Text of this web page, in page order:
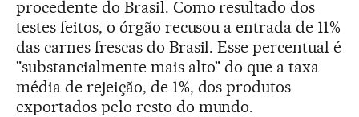
procedente do Brasil. Como resultado dos
testes feitos, o órgão recusou a entrada de 11%
das carnes frescas do Brasil. Esse percentual é
"substancialmente mais alto" do que a taxa
média de rejeição, de 1%, dos produtos
exportados pelo resto do mundo.